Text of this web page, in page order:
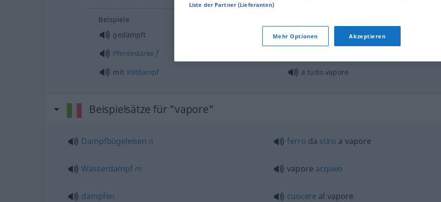
Beispiele
gedämpft
(cotto) al vapore
Pferdestärke f
mit Volldampf a tutto vapore
Beispielsätze für "vapore"
Dampfbügeleisen n ferro da stiro a vapore
Wasserdampfm vapore acqueo
dämpfen cuocere al vapore
Liste der Partner (Lieferanten)
Mehr Optionen Akzeptieren